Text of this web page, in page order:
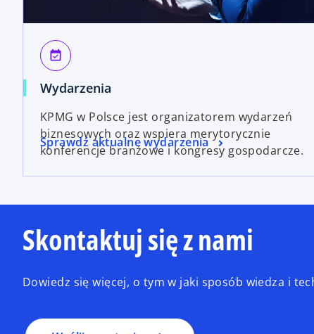
event_available
Wydarzenia
KPMG w Polsce jest organizatorem wydarzeń
biznesowych oraz wspiera merytorycznie
konferencje branżowe i kongresy gospodarcze.
Sprawdź aktualne wydarzenia
Skontaktuj się z nami
Dowiedz się więcej, o tym w jaki sposób wiedza i